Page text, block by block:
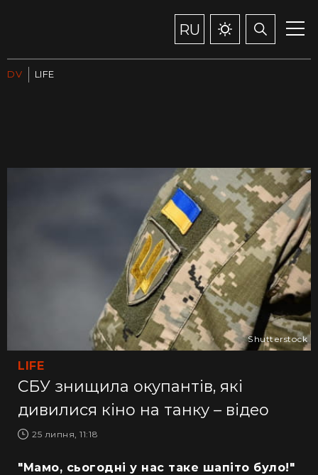
RU
DV LIFE
LIFE
СБУ знищила окупантів, які
дивилися кіно на танку – відео
25 липня, 11:18
Shutterstock
"Мамо, сьогодні у нас таке шапіто було!"